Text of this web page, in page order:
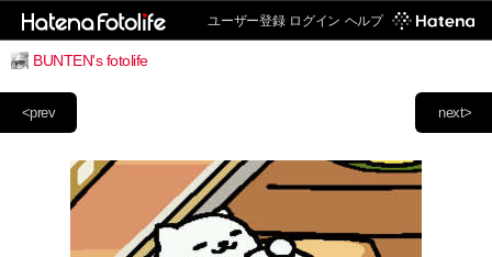
ユーザー登録 ログイン ヘルプ
BUNTEN's fotolife
next>
<prev